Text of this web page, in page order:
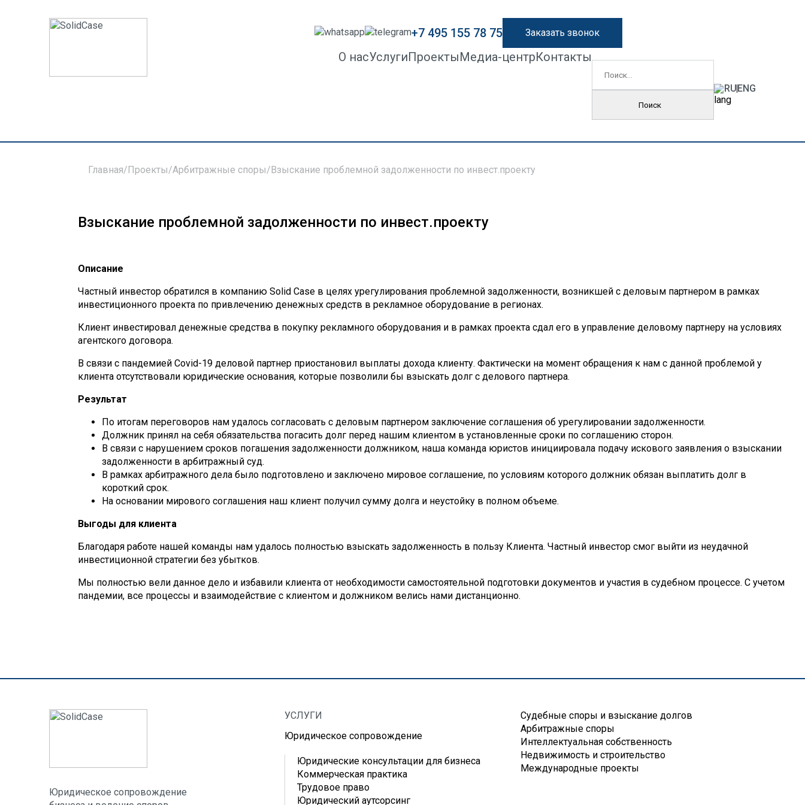
+7 495 155 78 75 Заказать звонок
О насУслугиПроектыМедиа-центрКонтакты
RUENG
Главная/Проекты/Арбитражные споры/Взыскание проблемной задолженности по инвест.проекту
Взыскание проблемной задолженности по инвест.проекту
Описание
Частный инвестор обратился в компанию Sol­id Case в целях урегулирования проблемной задолженности, возникшей с деловым партнером в рамках
инвестиционного проекта по привлечению денежных средств в рекламное оборудование в регионах.
Клиент инвестировал денежные средства в покупку рекламного оборудования и в рамках проекта сдал его в управление деловому партнеру на условиях
агентского договора.
В связи с пандемией Covid-19 деловой партнер приостановил выплаты дохода клиенту. Фактически на момент обращения к нам с данной проблемой у
клиента отсутствовали юридические основания, которые позволили бы взыскать долг с делового партнера.
Результат
По итогам переговоров нам удалось согласовать с деловым партнером заключение соглашения об урегулировании задолженности.
Должник принял на себя обязательства погасить долг перед нашим клиентом в установленные сроки по соглашению сторон.
В связи с нарушением сроков погашения задолженности должником, наша команда юристов инициировала подачу искового заявления о взыскании
задолженности в арбитражный суд.
В рамках арбитражного дела было подготовлено и заключено мировое соглашение, по условиям которого должник обязан выплатить долг в
короткий срок.
На основании мирового соглашения наш клиент получил сумму долга и неустойку в полном объеме.
Выгоды для клиента
Благодаря работе нашей команды нам удалось полностью взыскать задолженность в пользу Клиента. Частный инвестор смог выйти из неудачной
инвестиционной стратегии без убытков.
Мы полностью вели данное дело и избавили клиента от необходимости самостоятельной подготовки документов и участия в судебном процессе. С учетом
пандемии, все процессы и взаимодействие с клиентом и должником велись нами дистанционно.
Юридическое сопровождение
УСЛУГИ
Юридическое сопровождение
Юридические консультации для бизнеса
Коммерческая практика
Трудовое право
Юридический аутсорсинг
Судебные споры и взыскание долгов
Арбитражные споры
Интеллектуальная собственность
Недвижимость и строительство
Международные проекты